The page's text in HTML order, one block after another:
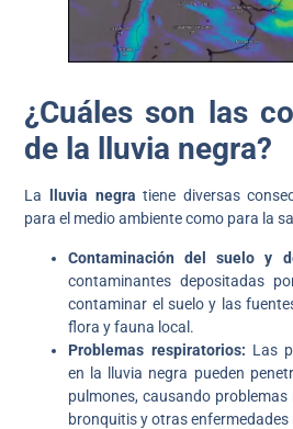
¿Cuáles son las
de la lluvia negra?
La lluvia negratiene diversas
para el medio ambiente como para la
Contaminación del suelo y
contaminantes depositadas
contaminar el suelo y las
flora y fauna local.
Problemas respiratorios: Las
en la lluvia negra pueden
pulmones, causando
bronquitis y otras